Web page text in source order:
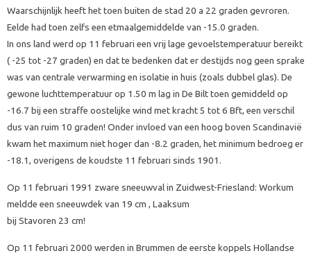
Waarschijnlijk heeft het toen buiten de stad 20 a 22 graden gevroren.
Eelde had toen zelfs een etmaalgemiddelde van -15.0 graden.
In ons land werd op 11 februari een vrij lage gevoelstemperatuur bereikt
( -25 tot -27 graden) en dat te bedenken dat er destijds nog geen sprake
was van centrale verwarming en isolatie in huis (zoals dubbel glas). De
gewone luchttemperatuur op 1.50 m lag in De Bilt toen gemiddeld op
-16.7 bij een straffe oostelijke wind met kracht 5 tot 6 Bft, een verschil
dus van ruim 10 graden! Onder invloed van een hoog boven Scandinavië
kwam het maximum niet hoger dan -8.2 graden, het minimum bedroeg er
-18.1, overigens de koudste 11 februari sinds 1901.
Op 11 februari 1991 zware sneeuwval in Zuidwest-Friesland: Workum
meldde een sneeuwdek van 19 cm , Laaksum
bij Stavoren 23 cm!
Op 11 februari 2000 werden in Brummen de eerste koppels Hollandse